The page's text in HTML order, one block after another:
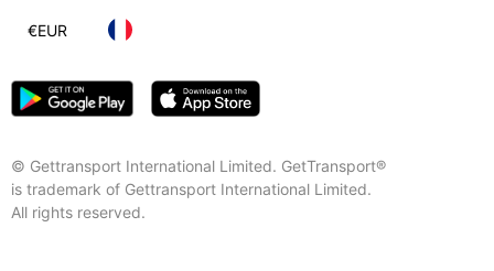
© Gettransport International Limited. GetTransport®
is trademark of Gettransport International Limited.
All rights reserved.
€EUR